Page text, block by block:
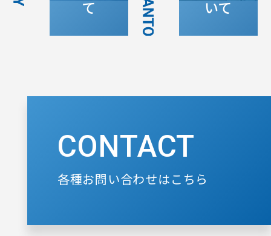
て いて
CONTACT
各種お問い合わせはこちら